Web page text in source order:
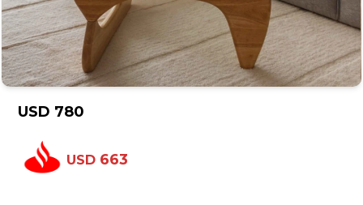
USD 780
USD 663